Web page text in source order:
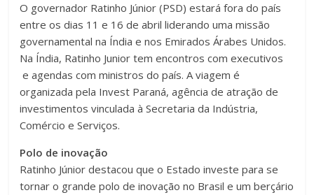
O governador Ratinho Júnior (PSD) estará fora do país
entre os dias 11 e 16 de abril liderando uma missão
governamental na Índia e nos Emirados Árabes Unidos.
Na Índia, Ratinho Junior tem encontros com executivos
e agendas com ministros do país. A viagem é
organizada pela Invest Paraná, agência de atração de
investimentos vinculada à Secretaria da Indústria,
Comércio e Serviços.
Polo de inovação
Ratinho Júnior destacou que o Estado investe para se
tornar o grande polo de inovação no Brasil e um berçário